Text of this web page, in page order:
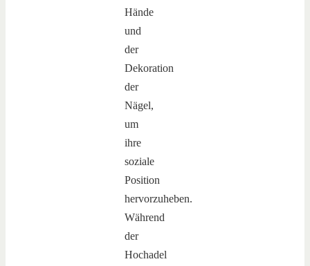
Hände
und
der
Dekoration
der
Nägel,
um
ihre
soziale
Position
hervorzuheben.
Während
der
Hochadel